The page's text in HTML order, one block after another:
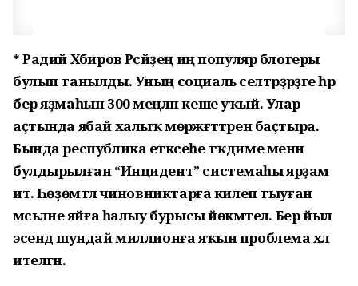
* Радий Хәбиров Рәсәйҙең иң популяр блогеры
булып танылды. Уның социаль селтәрҙәрҙәге һәр
бер яҙмаһын 300 меңләп кеше уҡый. Улар
аҫтында ябай халыҡ мөрәжәғәттәрен баҫтыра.
Бында республика етәксеһе тәҡдиме менән
булдырылған “Инцидент” системаһы ярҙам
итә. Һөҙөмтәлә чиновниктарға килеп тыуған
мәсьәләне яйға һалыу бурысы йөкмәтелә. Бер йыл
эсендә шундай миллионға яҡын проблема хәл
ителгән.